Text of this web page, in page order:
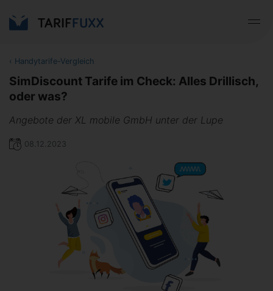
‹ Handytarife-Vergleich
SimDiscount Tarife im Check: Alles Drillisch,
oder was?
Angebote der XL mobile GmbH unter der Lupe
08.12.2023